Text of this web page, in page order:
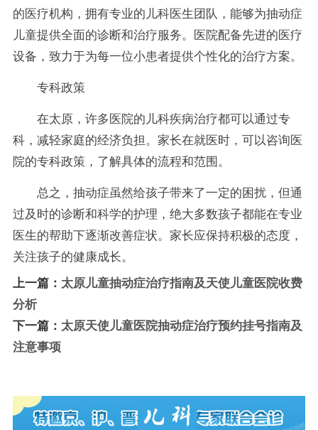
的医疗机构，拥有专业的儿科医生团队，能够为抽动症
儿童提供全面的诊断和治疗服务。医院配备先进的医疗
设备，致力于为每一位小患者提供个性化的治疗方案。
专科政策
在太原，许多医院的儿科疾病治疗都可以通过专
科，减轻家庭的经济负担。家长在就医时，可以咨询医
院的专科政策，了解具体的流程和范围。
总之，抽动症虽然给孩子带来了一定的困扰，但通
过及时的诊断和科学的护理，绝大多数孩子都能在专业
医生的帮助下逐渐改善症状。家长应保持积极的态度，
关注孩子的健康成长。
上一篇： 太原儿童抽动症治疗指南及天使儿童医院收费
分析
下一篇： 太原天使儿童医院抽动症治疗预约挂号指南及
注意事项